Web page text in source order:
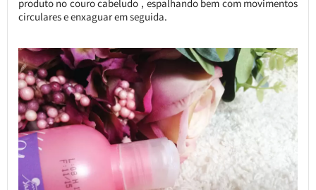
produto no couro cabeludo , espalhando bem com movimentos
circulares e enxaguar em seguida.